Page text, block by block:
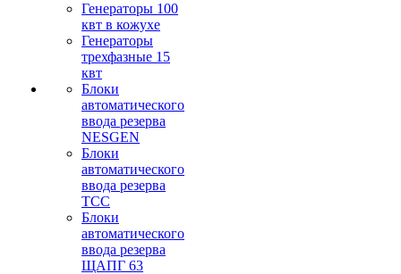
Генераторы 100
квт в кожухе
Генераторы
трехфазные 15
квт
Блоки
автоматического
ввода резерва
NESGEN
Блоки
автоматического
ввода резерва
ТСС
Блоки
автоматического
ввода резерва
ЩАПГ 63